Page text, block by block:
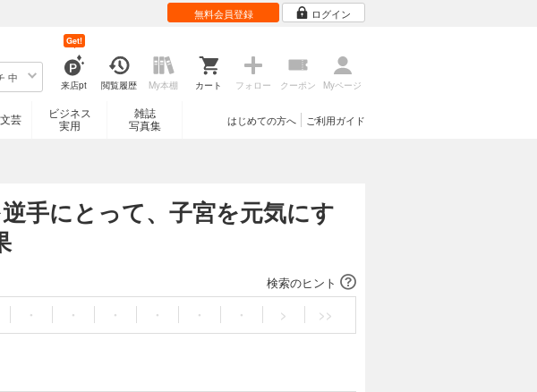
無料会員登録 ログイン
中
来店pt
Get!
閲覧履歴 My本棚 カート フォロー クーポン Myページ
芸
ビジネス
実用
雑誌
写真集
ご利用ガイド
はじめての方へ
手にとって、子宮を元気にす
検索のヒント
・ ・ ・ ・ ・ ・ > >>